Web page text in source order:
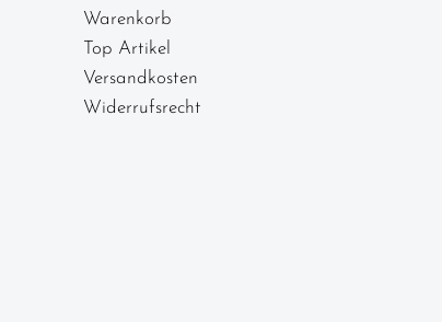
Warenkorb
Top Artikel
Versandkosten
Widerrufsrecht